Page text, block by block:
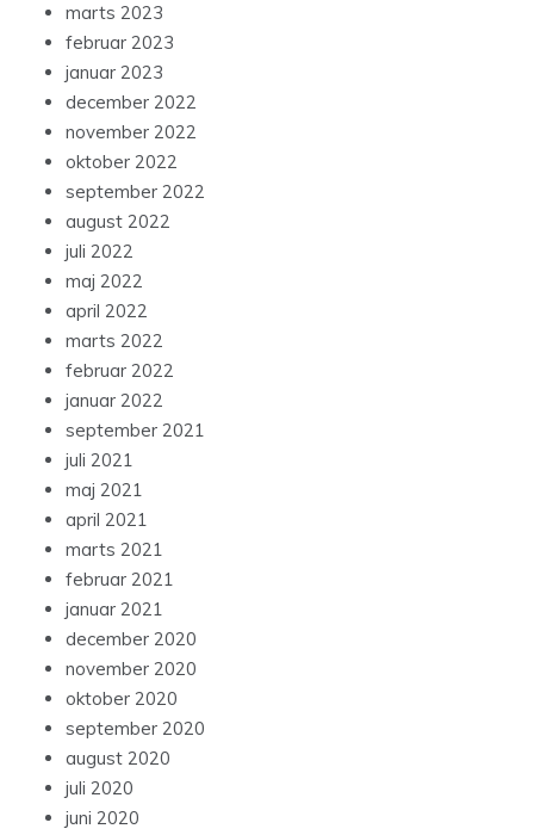
marts 2023
februar 2023
januar 2023
december 2022
november 2022
oktober 2022
september 2022
august 2022
juli 2022
maj 2022
april 2022
marts 2022
februar 2022
januar 2022
september 2021
juli 2021
maj 2021
april 2021
marts 2021
februar 2021
januar 2021
december 2020
november 2020
oktober 2020
september 2020
august 2020
juli 2020
juni 2020